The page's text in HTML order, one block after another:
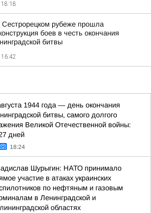
18:18
Сестрорецком рубеже прошла
боев в честь окончания
битвы
16:42
1944 года — день окончания
битвы, самого долгого
Великой Отечественной войны:
дней
18:24
Шурыгин: НАТО принимало
участие в атаках украинских
по нефтяным и газовым
в Ленинградской и
областях